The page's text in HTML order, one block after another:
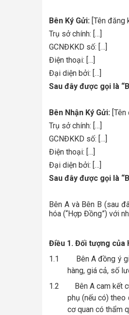
Bên Ký Gửi: [Tên đăng
Trụ sở chính: […]
GCNĐKKD
Điện
Đại diện
Sau đây được gọi là
Bên Nhận Ký Gửi: [Tên
Trụ sở chính: […]
GCNĐKKD
Điện
Đại diện
Sau đây được gọi là
Bên A và Bên B (sau
hóa (“Hợp Đồng”) với
Điều 1. Đối tượng của
1.1
Bên A đồng ý
hàng, giá cả, số
1.2
Bên A cam kết
phụ (nếu có)
cơ quan có thẩm